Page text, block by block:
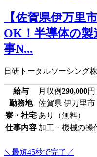
【佐賀県伊万里
OK！半導体の
事N...
日研トータルソーシング
給与 月収例290,000円
勤務地
佐賀県 伊万里市
寮・社宅 あり（無料）
仕事内容 加工・機械の操
＼最短45秒で完了／